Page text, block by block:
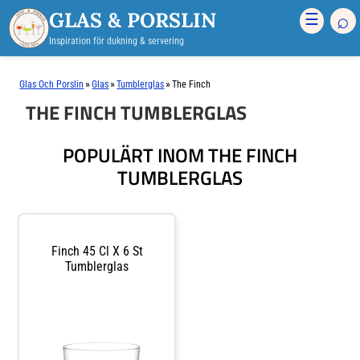
GLAS & PORSLIN
Inspiration för dukning & servering
☰ ⌕
Glas Och Porslin »Glas »Tumblerglas »The Finch
THE FINCH TUMBLERGLAS
POPULÄRT INOM THE FINCH
TUMBLERGLAS
Finch 45 Cl X 6 St
Tumblerglas